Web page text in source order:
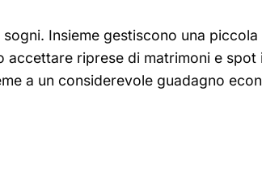
Insieme gestiscono una
riprese di matrimoni e
a un considerevole guadagno